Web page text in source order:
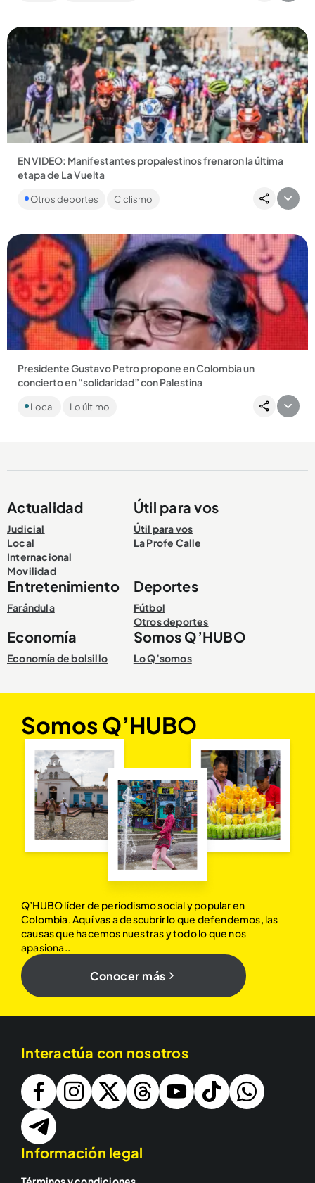
Compartir Noticia
EN VIDEO: Manifestantes propalestinos frenaron la última
etapa de La Vuelta
Faltando 56 kilómetros para la meta, los pedalistas tuvieron
que detenerse ante la cantidad de protestantes en la vía. Al...
Otros deportes Ciclismo
Compartir Noticia
Presidente Gustavo Petro propone en Colombia un
concierto en “solidaridad” con Palestina
Luego de que Chile organizara un concierto como muestra
de solidaridad con Palestina, el presidente Gustavo Petro
Local Lo último
Compartir Noticia
Actualidad
Judicial
Local
Internacional
Movilidad
Útil para vos
Útil para vos
La Profe Calle
Entretenimiento
Farándula
Deportes
Fútbol
Otros deportes
Economía
Economía de bolsillo
Somos Q’HUBO
Lo Q’somos
Somos Q’HUBO
Q’HUBO líder de periodismo social y popular en
Colombia. Aquí vas a descubrir lo que defendemos, las
causas que hacemos nuestras y todo lo que nos
apasiona..
Conocer más
Interactúa con nosotros
Información legal